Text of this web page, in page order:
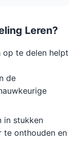
Leren?
op te delen helpt
de
in stukken
te onthouden en